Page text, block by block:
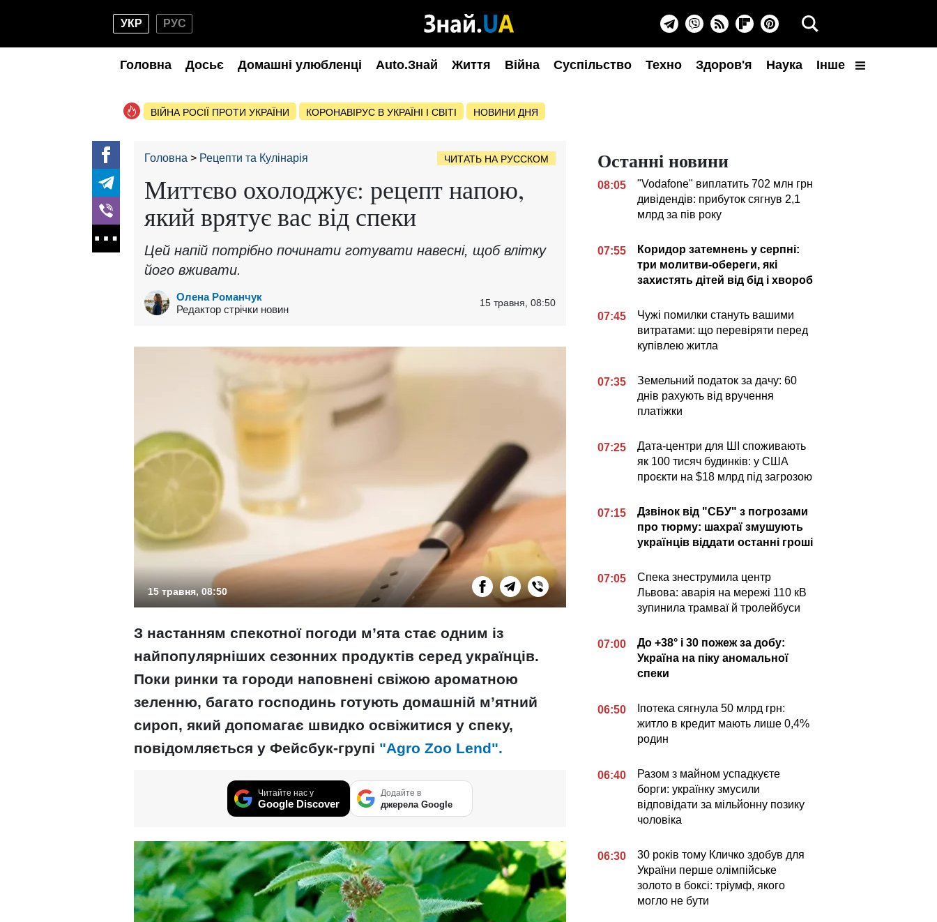
УКР РУС
Головна Досьє Домашні улюбленці Auto.Знай Життя Війна Суспільство Техно Здоров'я Наука Інше
ВІЙНА РОСІЇ ПРОТИ УКРАЇНИ КОРОНАВІРУС В УКРАЇНІ І СВІТІ НОВИНИ ДНЯ
Головна Рецепти та Кулінарія ЧИТАТЬ НА РУССКОМ
Миттєво охолоджує: рецепт напою,
який врятує вас від спеки
Цей напій потрібно починати готувати навесні, щоб влітку
його вживати.
Олена Романчук
Редактор стрічки новин
15 травня, 08:50
15 травня, 08:50
З настанням спекотної погоди м’ята стає одним із
найпопулярніших сезонних продуктів серед українців.
Поки ринки та городи наповнені свіжою ароматною
зеленню, багато господинь готують домашній м’ятний
сироп, який допомагає швидко освіжитися у спеку,
повідомляється у Фейсбук-групі "Agro Zoo Lend".
Читайте нас у
Google Discover
Додайте в
джерела Google
Останні новини
08:05
"Vodafone" виплатить 702 млн грн
дивідендів: прибуток сягнув 2,1
млрд за пів року
07:55
Коридор затемнень у серпні:
три молитви-обереги, які
захистять дітей від бід і хвороб
07:45
Чужі помилки стануть вашими
витратами: що перевіряти перед
купівлею житла
07:35
Земельний податок за дачу: 60
днів рахують від вручення
платіжки
07:25
Дата-центри для ШІ споживають
як 100 тисяч будинків: у США
проєкти на $18 млрд під загрозою
07:15
Дзвінок від "СБУ" з погрозами
про тюрму: шахраї змушують
українців віддати останні гроші
07:05
Спека знеструмила центр
Львова: аварія на мережі 110 кВ
зупинила трамваї й тролейбуси
07:00
До +38° і 30 пожеж за добу:
Україна на піку аномальної
спеки
06:50
Іпотека сягнула 50 млрд грн:
житло в кредит мають лише 0,4%
родин
06:40
Разом з майном успадкуєте
борги: українку змусили
відповідати за мільйонну позику
чоловіка
06:30
30 років тому Кличко здобув для
України перше олімпійське
золото в боксі: тріумф, якого
могло не бути